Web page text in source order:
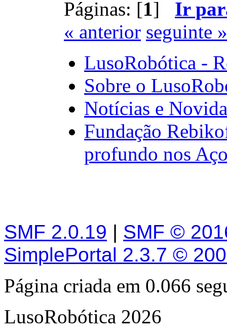
Páginas: [1] Ir
« anterior seguinte »
LusoRobótica -
Sobre o
Notícias e
Fundação
profundo nos
SMF 2.0.19 | SMF ©
SimplePortal 2.3.7 ©
Página criada em 0.066
LusoRobótica 2026